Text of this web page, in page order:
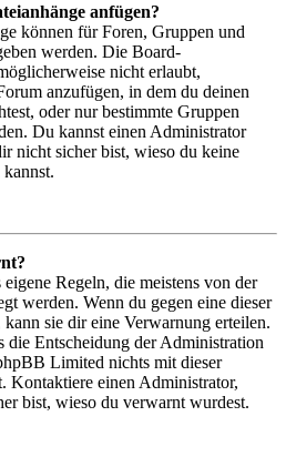
anfügen?
können für Foren, Gruppen und
werden. Die Board-
nicht erlaubt,
anzufügen, in dem du deinen
oder nur bestimmte Gruppen
Du kannst einen Administrator
nicht sicher bist, wieso du keine
Regeln, die meistens von der
werden. Wenn du gegen eine dieser
kann sie dir eine Verwarnung erteilen.
die Entscheidung der Administration
Limited nichts mit dieser
Kontaktiere einen Administrator,
bist, wieso du verwarnt wurdest.